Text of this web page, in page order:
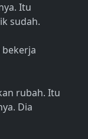
Itu
sudah.
rubah. Itu
Dia